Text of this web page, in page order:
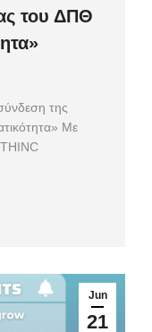
του ΔΠΘ
της
Με
ΤHINC
Jun
21